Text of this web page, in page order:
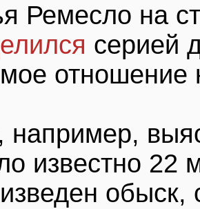
Ремесло на
серией
отношение
например,
известно 22